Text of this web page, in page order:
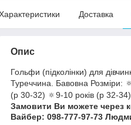
Доставка
Опис
Гольфи (підколінки) для
Туреччина. Бавовна Розміри:
(р 30-32) 🔅9-10 років (р 32-34)
Замовити Ви можете через
Вайбер: 098-777-97-73